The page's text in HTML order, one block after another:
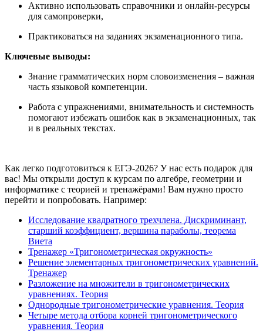
Активно использовать справочники и онлайн-ресурсы
для самопроверки,
Практиковаться на заданиях экзаменационного типа.
Ключевые выводы:
Знание грамматических норм словоизменения – важная
часть языковой компетенции.
Работа с упражнениями, внимательность и системность
помогают избежать ошибок как в экзаменационных, так
и в реальных текстах.
Как легко подготовиться к ЕГЭ-2026? У нас есть подарок для
вас! Мы открыли доступ к курсам по алгебре, геометрии и
информатике с теорией и тренажёрами! Вам нужно просто
перейти и попробовать. Например:
Исследование квадратного трехчлена. Дискриминант,
старший коэффициент, вершина параболы, теорема
Виета
Тренажер «Тригонометрическая окружность»
Решение элементарных тригонометрических уравнений.
Тренажер
Разложение на множители в тригонометрических
уравнениях. Теория
Однородные тригонометрические уравнения. Теория
Четыре метода отбора корней тригонометрического
уравнения. Теория